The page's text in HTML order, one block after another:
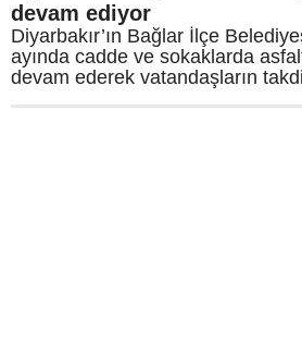
devam ediyor
Diyarbakır’ın Bağlar İlçe
ayında cadde ve sokaklarda
devam ederek vatandaşların